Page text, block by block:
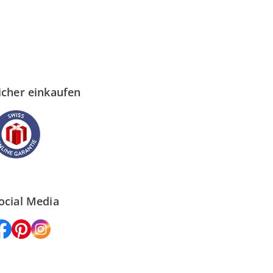
einkaufen
Media